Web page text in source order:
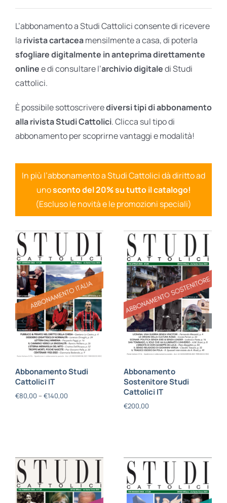
Ares Gold
Ares Digital
Ares Gift Card
L’abbonamento a Studi Cattolici consente di ricevere
la rivista cartaceamensilmente a casa, di poterla
sfogliare digitalmente in anteprima direttamente
onlinee di consultare l’archivio digitaledi Studi
cattolici.
È possibile sottoscriverediversi tipi di abbonamento
alla rivista Studi Cattolici. Clicca sul tipo di
abbonamento per scoprirne vantaggi e modalità!
In più l’abbonamento a Studi Cattolici dà diritto ad
unosconto del 20% su tutto il catalogo!
(Escluso le novità e le promozioni speciali)
Abbonamento Studi
Cattolici IT
€80,00 – €140,00
Abbonamento
Sostenitore Studi
Cattolici IT
€200,00